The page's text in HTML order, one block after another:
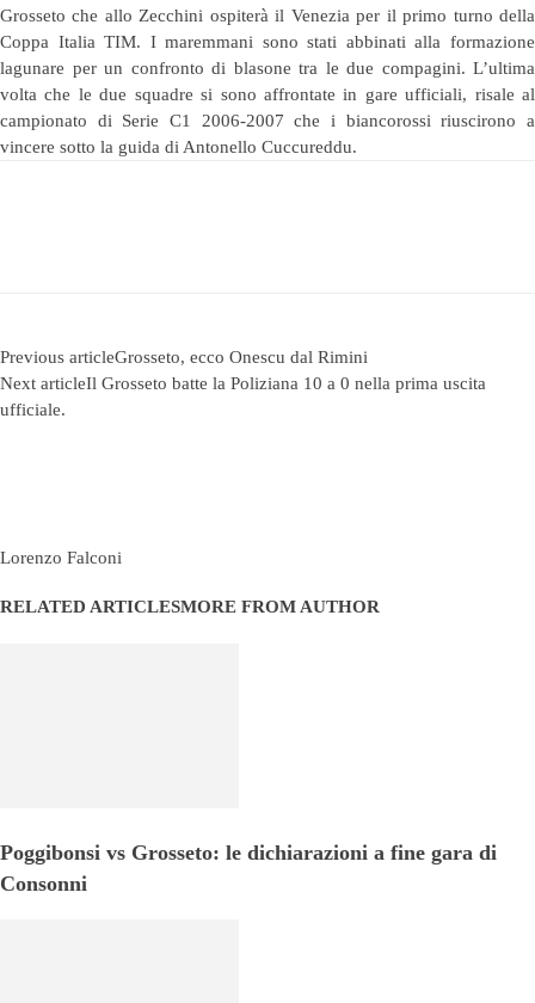
Grosseto che allo Zecchini ospiterà il Venezia per il primo turno della
Coppa Italia TIM. I maremmani sono stati abbinati alla formazione
lagunare per un confronto di blasone tra le due compagini. L’ultima
volta che le due squadre si sono affrontate in gare ufficiali, risale al
campionato di Serie C1 2006-2007 che i biancorossi riuscirono a
vincere sotto la guida di Antonello Cuccureddu.
Previous articleGrosseto, ecco Onescu dal Rimini
Next articleIl Grosseto batte la Poliziana 10 a 0 nella prima uscita
ufficiale.
Lorenzo Falconi
RELATED ARTICLESMORE FROM AUTHOR
Poggibonsi vs Grosseto: le dichiarazioni a fine gara di
Consonni